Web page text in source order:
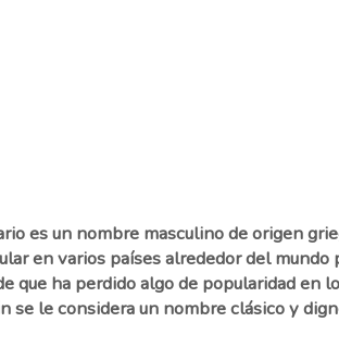
es un nombre masculino de origen
en varios países alrededor del mundo
que ha perdido algo de popularidad en
se le considera un nombre clásico y